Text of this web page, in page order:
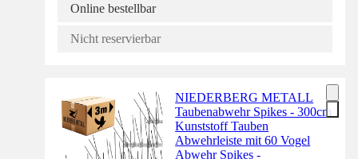
Online bestellbar
Nicht reservierbar
NIEDERBERG METALL
Taubenabwehr Spikes - 300cm
Kunststoff Tauben
Abwehrleiste mit 60 Vogel
Abwehr Spikes -